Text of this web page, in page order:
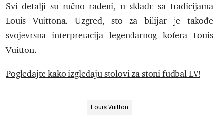
Svi detalji su ručno rađeni, u skladu sa tradicijama
Louis Vuittona. Uzgred, sto za bilijar je takođe
svojevrsna interpretacija legendarnog kofera Louis
Vuitton.
Pogledajte kako izgledaju stolovi za stoni fudbal LV!
Louis Vuitton